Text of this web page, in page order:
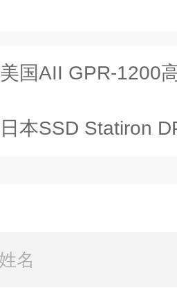
美国AII GPR-1200高
日本SSD Statiron